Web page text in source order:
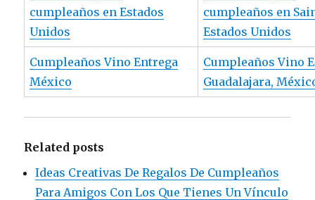
cumpleaños en Estados
Unidos
cumpleaños en
Estados Unidos
Cumpleaños Vino Entrega
México
Cumpleaños Vino
Guadalajara,
Related posts
Ideas Creativas De Regalos De Cumpleaños
Para Amigos Con Los Que Tienes Un Vínculo